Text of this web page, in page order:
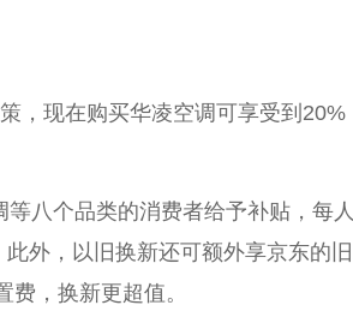
，现在购买华凌空调可享受到20%
八个品类的消费者给予补贴，每人
外，以旧换新还可额外享京东的旧
，换新更超值。